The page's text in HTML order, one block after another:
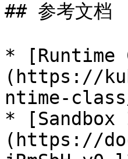
## 参考文档
* [Runtime
(https://
ntime-
*
(https://